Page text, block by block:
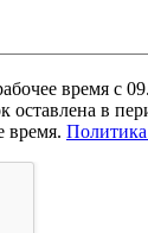
время с
оставлена в
время.